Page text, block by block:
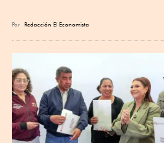
Por Redacción El Economista